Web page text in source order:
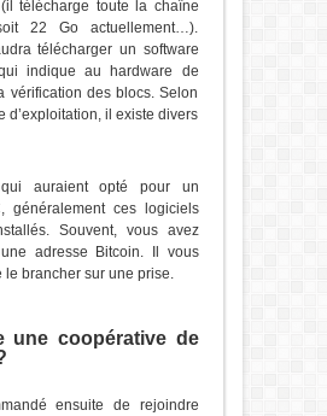
télécharge toute la chaîne
22 Go actuellement…).
télécharger un software
indique au hardware de
vérification des blocs. Selon
d’exploitation, il existe divers
auraient opté pour un
généralement ces logiciels
Souvent, vous avez
adresse Bitcoin. Il vous
le brancher sur une prise.
une coopérative de
ensuite de rejoindre